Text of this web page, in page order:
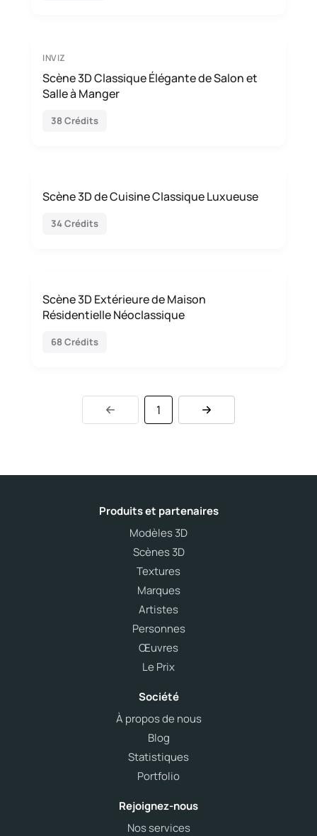
INVIZ
Scène 3D Classique Élégante de Salon et
Salle à Manger
38 Crédits
Scène 3D de Cuisine Classique Luxueuse
34 Crédits
Scène 3D Extérieure de Maison
Résidentielle Néoclassique
68 Crédits
1
Produits et partenaires
Modèles 3D
Scènes 3D
Textures
Marques
Artistes
Personnes
Œuvres
Le Prix
Société
À propos de nous
Blog
Statistiques
Portfolio
Rejoignez-nous
Nos services